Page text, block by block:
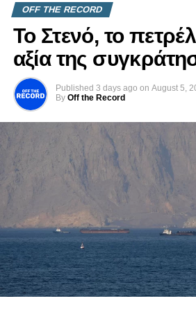
OFF THE RECORD
Το Στενό, το
αξία της
Published 3 days ago on August 5,
By Off the Record